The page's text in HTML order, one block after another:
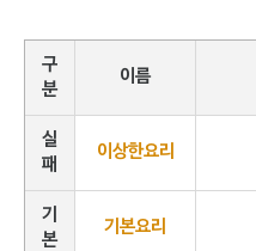
구
분
이름
실
패
이상한요리
기
본
기본요리